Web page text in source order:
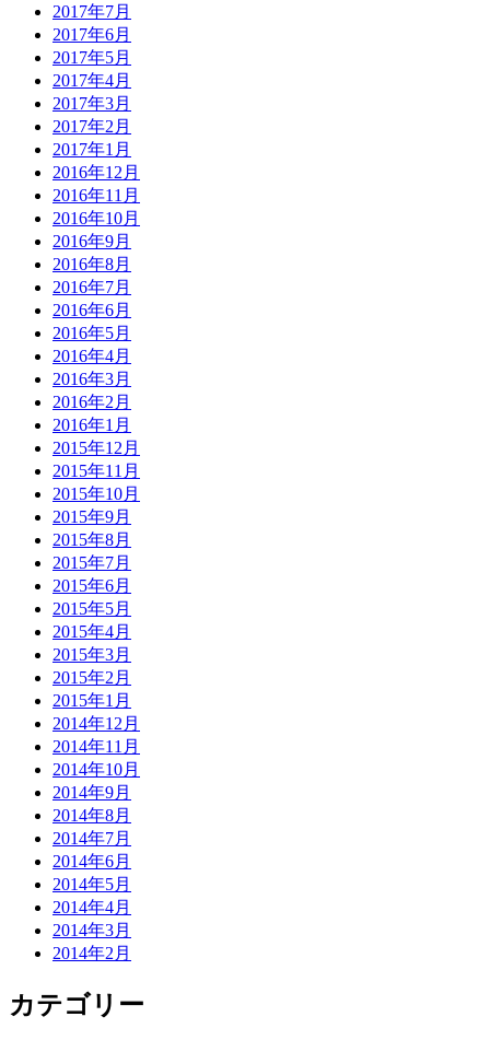
2017年7月
2017年6月
2017年5月
2017年4月
2017年3月
2017年2月
2017年1月
2016年12月
2016年11月
2016年10月
2016年9月
2016年8月
2016年7月
2016年6月
2016年5月
2016年4月
2016年3月
2016年2月
2016年1月
2015年12月
2015年11月
2015年10月
2015年9月
2015年8月
2015年7月
2015年6月
2015年5月
2015年4月
2015年3月
2015年2月
2015年1月
2014年12月
2014年11月
2014年10月
2014年9月
2014年8月
2014年7月
2014年6月
2014年5月
2014年4月
2014年3月
2014年2月
カテゴリー